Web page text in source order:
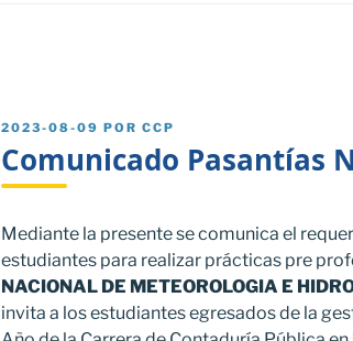
PUBLICADO
2023-08-09 POR CCP
Comunicado Pasantías
Mediante la presente se comunica el
estudiantes para realizar prácticas pre
NACIONAL DE METEOROLOGIA E
invita a los estudiantes egresados de la